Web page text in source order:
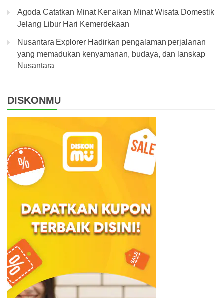
Agoda Catatkan Minat Kenaikan Minat Wisata Domestik
Jelang Libur Hari Kemerdekaan
Nusantara Explorer Hadirkan pengalaman perjalanan
yang memadukan kenyamanan, budaya, dan lanskap
Nusantara
DISKONMU